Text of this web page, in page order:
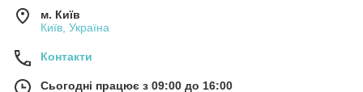
м. Київ
Київ, Україна
Контакти
Сьогодні працює з 09:00 до 16:00